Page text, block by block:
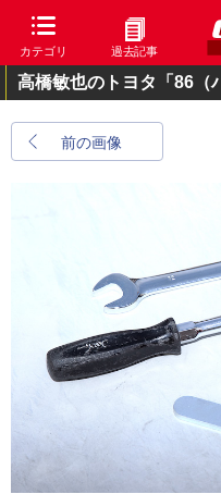
カテゴリ 過去記事
高橋敏也のトヨタ「86（
前の画像